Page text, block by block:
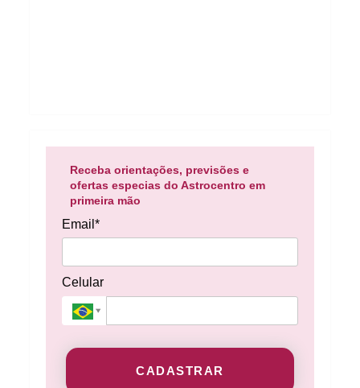
Receba orientações, previsões e
ofertas especias do Astrocentro em
primeira mão
Email*
Celular
CADASTRAR